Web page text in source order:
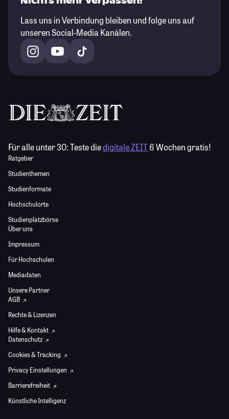
Lass uns in Verbindung bleiben und folge uns auf
unseren Social-Media Kanälen.
Für alle unter 30:Teste diedigitale ZEIT6 Wochen gratis!
Ratgeber
Studienthemen
Studienformate
Hochschulorte
Studienplatzbörse
Über uns
Impressum
Für Hochschulen
Mediadaten
Unsere Partner
AGB
Rechte & Lizenzen
Hilfe & Kontakt
Datenschutz
Cookies & Tracking
Privacy Einstellungen
Barrierefreiheit
Künstliche Intelligenz